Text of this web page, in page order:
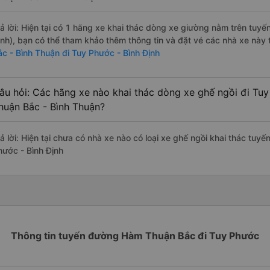
lời: Hiện tại có 1 hãng xe khai thác dòng xe giường nằm trên
bạn có thể tham khảo thêm thông tin và đặt vé các nhà xe này
- Bình Thuận đi Tuy Phước - Bình Định
hỏi: Các hãng xe nào khai thác dòng xe ghế ngồi đi
Bắc - Bình Thuận?
lời: Hiện tại chưa có nhà xe nào có loại xe ghế ngồi khai thác
- Bình Định
Thông tin tuyến đường Hàm Thuận Bắc đi Tuy Phước